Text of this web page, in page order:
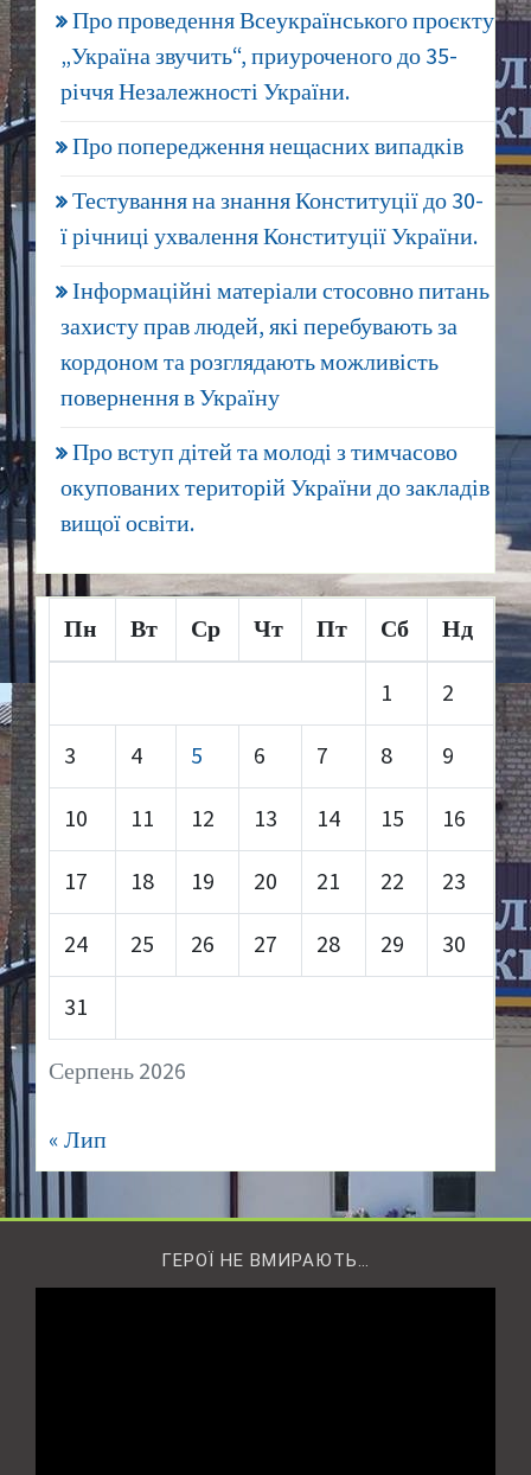
Про проведення Всеукраїнського проєкту
„Україна звучить“, приуроченого до 35-
річчя Незалежності України.
Про попередження нещасних випадків
Тестування на знання Конституції до 30-
ї річниці ухвалення Конституції України.
Інформаційні матеріали стосовно питань
захисту прав людей, які перебувають за
кордоном та розглядають можливість
повернення в Україну
Про вступ дітей та молоді з тимчасово
окупованих територій України до закладів
вищої освіти.
Серпень 2026
Пн Вт Ср Чт Пт Сб Нд
1 2
3 4 5 6 7 8 9
10 11 12 13 14 15 16
17 18 19 20 21 22 23
24 25 26 27 28 29 30
31
« Лип
ГЕРОЇ НЕ ВМИРАЮТЬ…